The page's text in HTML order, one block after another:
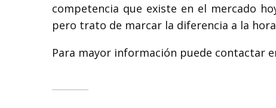
competencia que existe en el mercado
pero trato de marcar la diferencia a la
Para mayor información puede contactar